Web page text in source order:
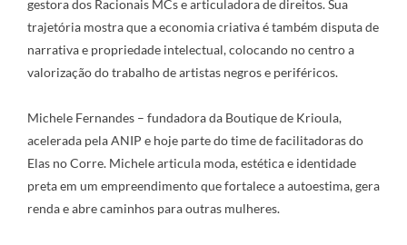
gestora dos Racionais MCs e articuladora de direitos. Sua
trajetória mostra que a economia criativa é também disputa de
narrativa e propriedade intelectual, colocando no centro a
valorização do trabalho de artistas negros e periféricos.
Michele Fernandes – fundadora da Boutique de Krioula,
acelerada pela ANIP e hoje parte do time de facilitadoras do
Elas no Corre. Michele articula moda, estética e identidade
preta em um empreendimento que fortalece a autoestima, gera
renda e abre caminhos para outras mulheres.